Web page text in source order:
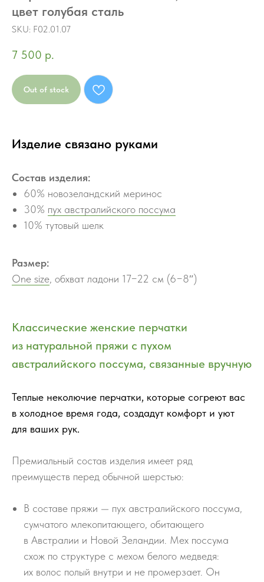
цвет голубая сталь
SKU: F02.01.07
7 500 р.
Out of stock
Изделие связано руками
Состав изделия:
60% новозеландский меринос
30% пух австралийского поссума
10% тутовый шелк
Размер:
One size , обхват ладони 17−22 см (6−8″)
Классические женские перчатки
из натуральной пряжи с пухом
австралийского поссума, связанные вручную
Теплые неколючие перчатки, которые согреют вас
в холодное время года, создадут комфорт и уют
для ваших рук.
Премиальный состав изделия имеет ряд
преимуществ перед обычной шерстью:
В составе пряжи — пух австралийского поссума,
сумчатого млекопитающего, обитающего
в Австралии и Новой Зеландии. Мех поссума
схож по структуре с мехом белого медведя:
их волос полый внутри и не промерзает. Он